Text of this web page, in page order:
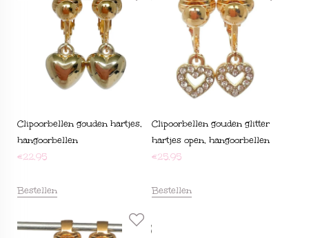
Clipoorbellen gouden hartjes,
hangoorbellen
€22,95
Bestellen
Clipoorbellen gouden glitter
hartjes open, hangoorbellen
€25,95
Bestellen